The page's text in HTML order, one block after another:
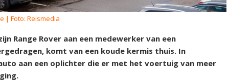
| Foto: Reismedia
Range Rover aan een medewerker van een
komt van een koude kermis thuis. In
aan een oplichter die er met het voertuig van meer